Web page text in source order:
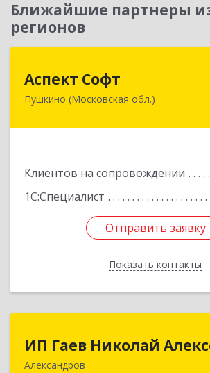
Ближайшие партнеры
регионов
Аспект Софт
Пушкино (Московская обл.)
Клиентов на сопровождении
1С:Специалист
Отправить заявку
Показать контакты
141205, Московская обл,
Отправить заявку
Назад
ИП Гаев Николай
Александров
ИП Гаев Николай
601650, Владимирская обл,